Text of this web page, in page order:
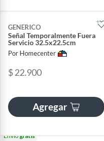
GENERICO
Señal Temporalmente Fuera
Servicio 32.5x22.5cm
Por Homecenter
$ 22.900
Agregar
Envíogratis